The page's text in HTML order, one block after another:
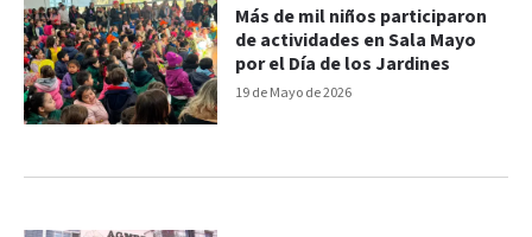
19 de Mayo de 2026
Más de mil niños participaron
de actividades en Sala Mayo
por el Día de los Jardines